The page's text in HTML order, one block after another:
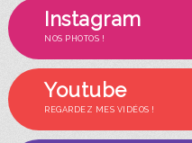
Instagram
NOS PHOTOS !
Youtube
REGARDEZ MES VIDÉOS !